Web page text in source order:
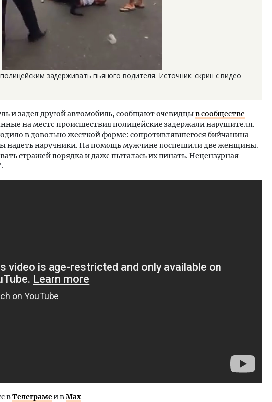
задерживать пьяного водителя. Источник: скрин с видео
и задел другой автомобиль, сообщают очевидцыв сообществе
на место происшествия полицейские задержали нарушителя.
в довольно жесткой форме: сопротивлявшегося бийчанина
надеть наручники. На помощь мужчине поспешили две женщины.
стражей порядка и даже пыталась их пинать. Нецензурная
вТелеграмеи вMax